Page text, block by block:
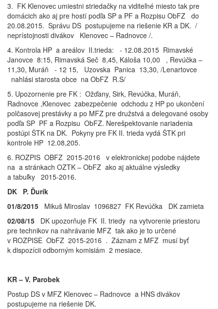
3. FK Klenovec umiestni striedačky na viditeľné miesto tak pre
domácich ako aj pre hostí podľa SP a PF a Rozpisu ObFZ do
20.08.2015. Správu DS postupujeme na riešenie KR a DK. /
neprístojnosti divákov Klenovec – Radnovce /.
4. Kontrola HP a areálov II.trieda: - 12.08.2015 Rimavské
Janovce 8:15, Rimavská Seč 8,45, Káloša 10,00 , Revúčka –
11,30, Muráň - 12 15, Uzovska Panica 13,30, /Lenartovce
nahlási starosta obce na ObFZ R.S/
5. Upozornenie pre FK : Ožďany, Sirk, Revúčka, Muráň,
Radnovce ,Klenovec zabezpečenie odchodu z HP po ukončení
polčasovej prestávky a po MFZ pre družstvá a delegované osoby
podľa SP PF a Rozpisu ObFZ. Nerešpektovanie nariadenia
postúpi ŠTK na DK. Pokyny pre FK II. trieda vydá ŠTK pri
kontrole HP 12.08,205.
6. ROZPIS OBFZ 2015-2016 v elektronickej podobe nájdete
na a stránkach OZTK – ObFZ ako aj aktuálne výsledky
a tabuľky 2015-2016.
DK P. Ďurík
01/8/2015 Mikuš Miroslav 1096827 FK Revúčka DK zamieta
02/08/15 DK upozorňuje FK II. triedy na vytvorenie priestoru
pre technikov na nahrávanie MFZ tak ako je to určené
v ROZPISE ObFZ 2015-2016 . Záznam z MFZ musí byť
k dispozícii odborným komisiám 2 mesiace.
KR – V. Parobek
Postup DS v MFZ Klenovec – Radnovce a HNS divákov
postupujeme na riešenie DK.